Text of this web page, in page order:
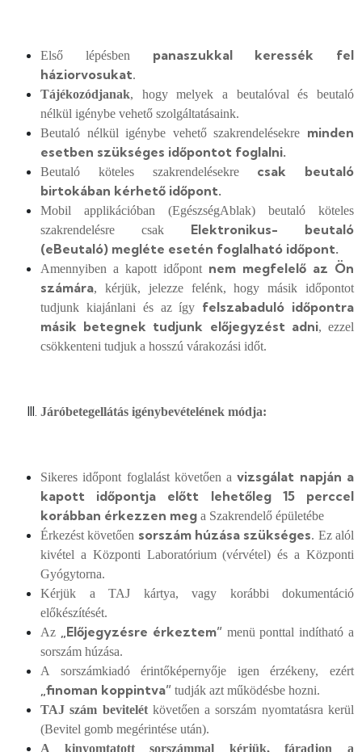
Első lépésben panaszukkal keressék fel
háziorvosukat.
Tájékozódjanak, hogy melyek a beutalóval és beutaló
nélkül igénybe vehető szolgáltatásaink.
Beutaló nélkül igénybe vehető szakrendelésekre minden
esetben szükséges időpontot foglalni.
Beutaló köteles szakrendelésekre csak beutaló
birtokában kérhető időpont.
Mobil applikációban (EgészségAblak) beutaló köteles
szakrendelésre csak Elektronikus- beutaló
(eBeutaló) megléte esetén foglalható időpont.
Amennyiben a kapott időpont nem megfelelő az Ön
számára, kérjük, jelezze felénk, hogy másik időpontot
tudjunk kiajánlani és az így felszabaduló időpontra
másik betegnek tudjunk előjegyzést adni, ezzel
csökkenteni tudjuk a hosszú várakozási időt.
Járóbetegellátás igénybevételének módja:
Sikeres időpont foglalást követően avizsgálat napján a
kapott időpontja előtt lehetőleg 15 perccel
korábban érkezzen meg a Szakrendelő épületébe
Érkezést követően sorszám húzása szükséges. Ez alól
kivétel a Központi Laboratórium (vérvétel) és a Központi
Gyógytorna.
Kérjük a TAJ kártya, vagy korábbi dokumentáció
előkészítését.
Az „Előjegyzésre érkeztem” menü ponttal indítható a
sorszám húzása.
A sorszámkiadó érintőképernyője igen érzékeny, ezért
„finoman koppintva” tudják azt működésbe hozni.
TAJ szám bevitelétkövetően a sorszám nyomtatásra kerül
(Bevitel gomb megérintése után).
A kinyomtatott sorszámmal kérjük, fáradjon a